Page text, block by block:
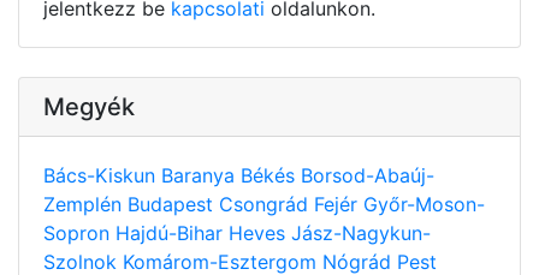
jelentkezz be kapcsolati oldalunkon.
Megyék
Bács-Kiskun Baranya Békés Borsod-Abaúj-
Zemplén Budapest Csongrád Fejér Győr-Moson-
Sopron Hajdú-Bihar Heves Jász-Nagykun-
Szolnok Komárom-Esztergom Nógrád Pest